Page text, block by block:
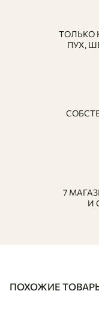
ТОЛЬКО
ПУХ,
7
И
ПОХОЖИЕ